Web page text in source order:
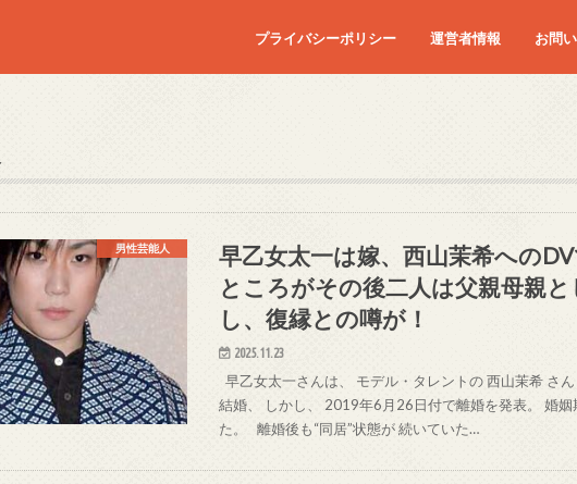
プライバシーポリシー 運営者情報 お問
男性芸能人
早乙女太一は嫁、西山茉希へのDV
ところがその後二人は父親母親
し、復縁との噂が！
2025.11.23
早乙女太一さんは、 モデル・タレントの 西山茉希 さ
結婚、 しかし、 2019年6月26日付で離婚を発表。 婚姻
た。 離婚後も“同居”状態が 続いていた…